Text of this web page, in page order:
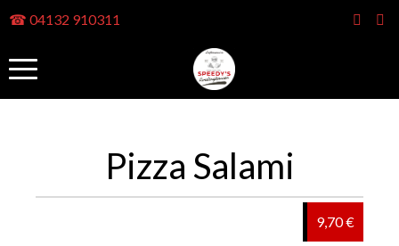
☎ 04132 910311
Pizza Salami
9,70 €